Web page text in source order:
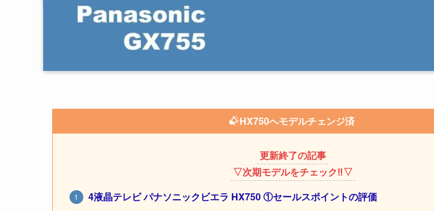
HX750へモデルチェンジ済
更新終了の記事
▽次期モデルをチェック‼︎▽
4液晶テレビ パナソニックビエラ HX750 ①セールスポイントの評価